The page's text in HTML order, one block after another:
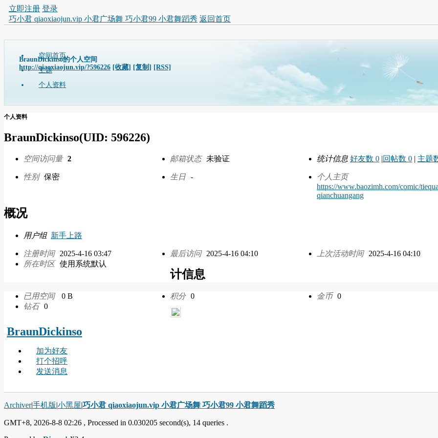
立即注册 登录
巧小君 qiaoxiaojun.vip 小君广场舞 巧小君99 小君舞蹈秀 返回首页
BraunDickinso的个人空间
http://qiaoxiaojun.vip/?596226 [收藏] [复制] [RSS]
空间首页
主题
个人资料
个人资料
BraunDickinso(UID: 596226)
空间访问量 2 邮箱状态 未验证 统计信息 好友数 0 |回帖数 0 | 主题
性别 保密 生日 -
个人主页
https://www.baozimh.com/comic/
qianchuangang
概况
用户组 新手上路
注册时间 2025-4-16 03:47 最后访问 2025-4-16 04:10 上次活动时间
2025-4-16 04:10
所在时区 使用系统默认
计信息
已用空间 0 B 积分 0 金币 0
钻石 0
BraunDickinso
加为好友
打个招呼
发送消息
Archiver|手机版|小黑屋|巧小君 qiaoxiaojun.vip 小君广场舞 巧小君99 小君舞蹈秀
GMT+8, 2026-8-8 02:26 , Processed in 0.030205 second(s), 14 queries .